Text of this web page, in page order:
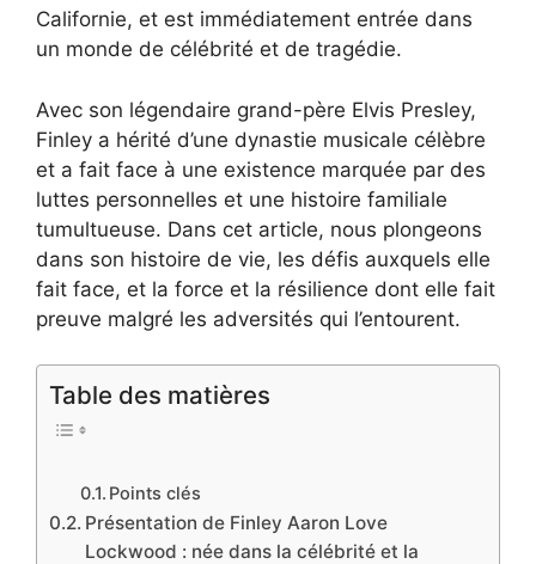
Californie, et est immédiatement entrée dans
un monde de célébrité et de tragédie.
Avec son légendaire grand-père Elvis Presley,
Finley a hérité d’une dynastie musicale célèbre
et a fait face à une existence marquée par des
luttes personnelles et une histoire familiale
tumultueuse. Dans cet article, nous plongeons
dans son histoire de vie, les défis auxquels elle
fait face, et la force et la résilience dont elle fait
preuve malgré les adversités qui l’entourent.
Table des matières
Points clés
Présentation de Finley Aaron Love
Lockwood : née dans la célébrité et la